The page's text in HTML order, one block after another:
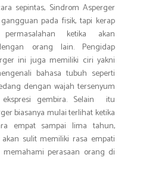
sepintas, Sindrom Asperger
pada fisik, tapi kerap
ketika akan
orang lain. Pengidap
ini juga memiliki ciri yakni
bahasa tubuh seperti
dengan wajah tersenyum
gembira. Selain itu
biasanya mulai terlihat ketika
empat sampai lima tahun,
akan sulit memiliki rasa empati
perasaan orang di